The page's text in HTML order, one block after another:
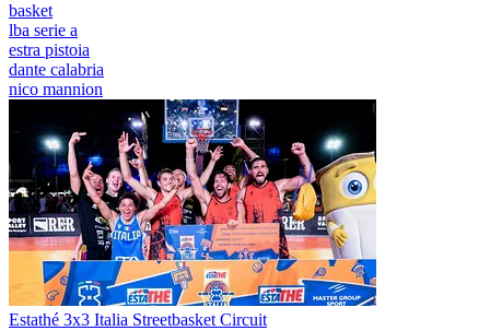
basket
lba serie a
estra pistoia
dante calabria
nico mannion
Estathé 3x3 Italia Streetbasket Circuit